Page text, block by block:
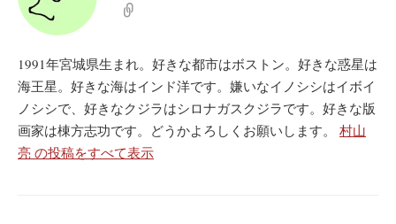
1991年宮城県生まれ。好きな都市はボストン。好きな惑星は
海王星。好きな海はインド洋です。嫌いなイノシシはイボイ
ノシシで、好きなクジラはシロナガスクジラです。好きな版
画家は棟方志功です。どうかよろしくお願いします。 村山
亮 の投稿をすべて表示